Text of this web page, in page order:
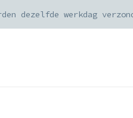
dezelfde werkdag